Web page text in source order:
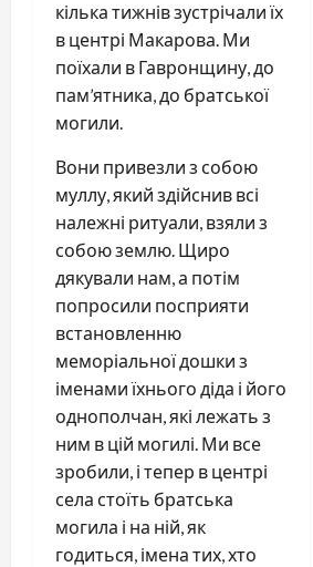
кілька тижнів зустрічали їх
в центрі Макарова. Ми
поїхали в Гавронщину, до
пам’ятника, до братської
могили.
Вони привезли з собою
муллу, який здійснив всі
належні ритуали, взяли з
собою землю. Щиро
дякували нам, а потім
попросили посприяти
встановленню
меморіальної дошки з
іменами їхнього діда і його
однополчан, які лежать з
ним в цій могилі. Ми все
зробили, і тепер в центрі
села стоїть братська
могила і на ній, як
годиться, імена тих, хто